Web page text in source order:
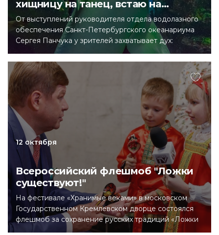
хищницу на танец, встаю на
колено»
От выступлений руководителя отдела водолазного
обеспечения Санкт-Петербургского океанариума
Сергея Панчука у зрителей захватывает дух:
дрессировщик танцует с трехметровыми акулами,
ставит хищниц «свечкой» и вращает над головой.
О том, как проходят тренировки и об акульей
ревности, Сергей рассказал порталу «Культура
Петербурга».
12 октября
Всероссийский флешмоб "Ложки
существуют!"
На фестивале «Хранимые веками» в московском
Государственном Кремлевском дворце состоялся
флешмоб за сохранение русских традиций «Ложки
существуют!». Провела акцию и задавала вопросы